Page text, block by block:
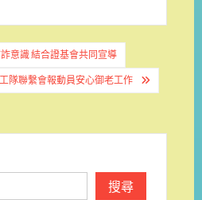
意識 結合證基會共同宣導
隊聯繫會報動員安心御老工作
搜尋